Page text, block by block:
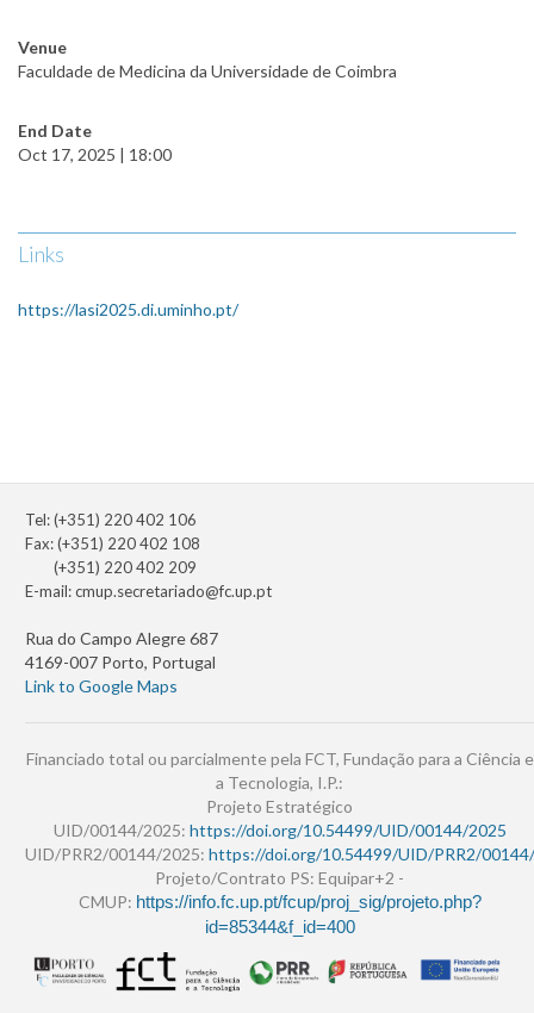
Venue
Faculdade de Medicina da Universidade de Coimbra
End Date
Oct 17, 2025 | 18:00
Links
https://lasi2025.di.uminho.pt/
Tel: (+351) 220 402 106
Fax: (+351) 220 402 108
(+351) 220 402 209
E-mail:cmup.secretariado@fc.up.pt
Rua do Campo Alegre 687
4169-007 Porto, Portugal
Link to Google Maps
Financiado total ou parcialmente pela FCT, Fundação para a Ciência e
a Tecnologia, I.P.:
Projeto Estratégico
UID/00144/2025: https://doi.org/10.54499/UID/00144/2025
UID/PRR2/00144/2025: https://doi.org/10.54499/UID/PRR2/
Projeto/Contrato PS: Equipar+2 -
CMUP: https://info.fc.up.pt/fcup/proj_sig/projeto.php?
id=85344&f_id=400